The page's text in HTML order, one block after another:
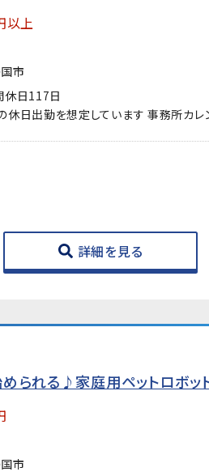
以上
市
休日117日
日出勤を想定しています 事務所カレ
詳細を見る
られる♪家庭用ペットロボッ
市